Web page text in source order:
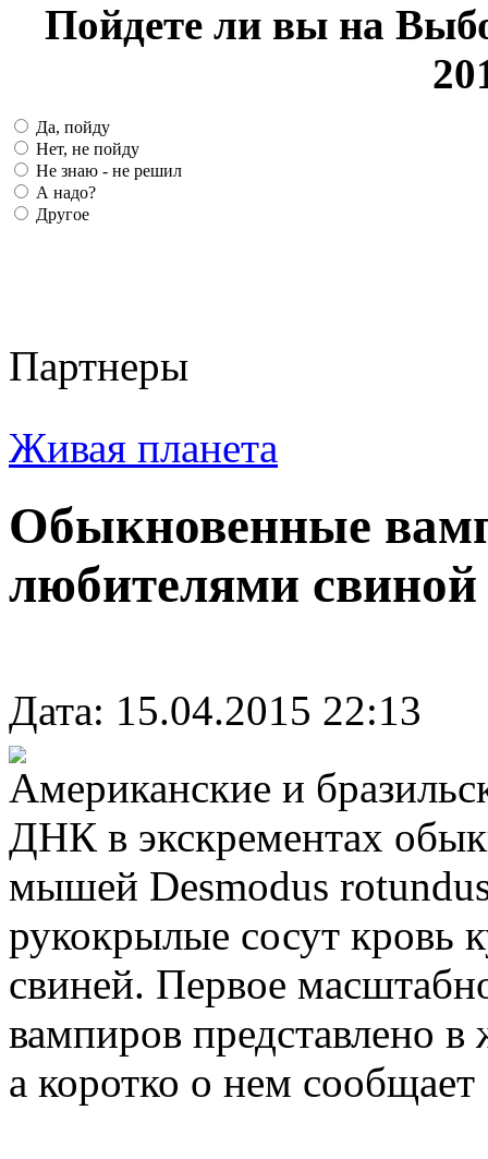
Пойдете ли вы на
Да, пойду
Нет, не пойду
Не знаю - не решил
А надо?
Другое
Партнеры
Живая планета
Обыкновенные
любителями
Дата: 15.04.2015 22:13
Американские и
ДНК в экскрементах
мышей Desmodus
рукокрылые сосут кровь
свиней. Первое
вампиров представлено
а коротко о нем